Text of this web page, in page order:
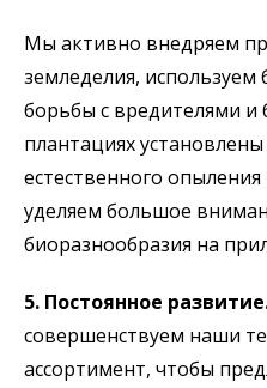
Мы активно внедряем
земледелия,
борьбы с вредителями
плантациях
естественного
уделяем большое
биоразнообразия на
5. Постоянное
совершенствуем наши
ассортимент, чтобы